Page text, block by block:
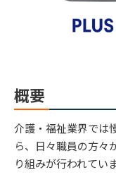
概要
介護・福祉業界では
ら、日々職員の方々
り組みが行われてい